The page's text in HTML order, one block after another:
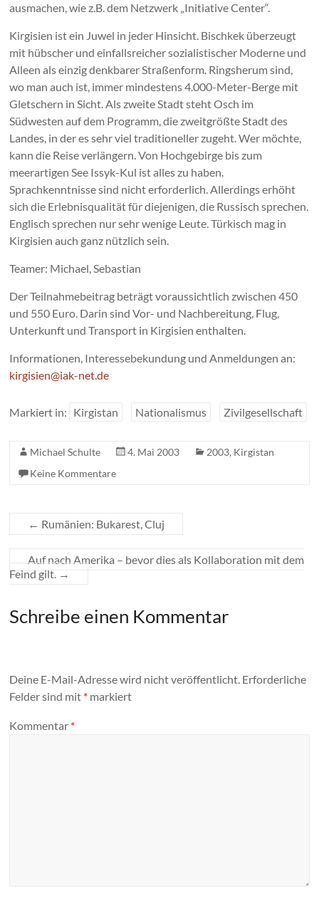
ausmachen, wie z.B. dem Netzwerk „Initiative Center“.
Kirgisien ist ein Juwel in jeder Hinsicht. Bischkek überzeugt
mit hübscher und einfallsreicher sozialistischer Moderne und
Alleen als einzig denkbarer Straßenform. Ringsherum sind,
wo man auch ist, immer mindestens 4.000-Meter-Berge mit
Gletschern in Sicht. Als zweite Stadt steht Osch im
Südwesten auf dem Programm, die zweitgrößte Stadt des
Landes, in der es sehr viel traditioneller zugeht. Wer möchte,
kann die Reise verlängern. Von Hochgebirge bis zum
meerartigen See Issyk-Kul ist alles zu haben.
Sprachkenntnisse sind nicht erforderlich. Allerdings erhöht
sich die Erlebnisqualität für diejenigen, die Russisch sprechen.
Englisch sprechen nur sehr wenige Leute. Türkisch mag in
Kirgisien auch ganz nützlich sein.
Teamer: Michael, Sebastian
Der Teilnahmebeitrag beträgt voraussichtlich zwischen 450
und 550 Euro. Darin sind Vor- und Nachbereitung, Flug,
Unterkunft und Transport in Kirgisien enthalten.
Informationen, Interessebekundung und Anmeldungen an:
kirgisien@iak-net.de
Markiert in: Kirgistan Nationalismus Zivilgesellschaft
Michael Schulte 4. Mai 2003 2003, Kirgistan
Keine Kommentare
← Rumänien: Bukarest, Cluj
Auf nach Amerika – bevor dies als Kollaboration mit dem
Feind gilt. →
Schreibe einen Kommentar
Deine E-Mail-Adresse wird nicht veröffentlicht. Erforderliche
Felder sind mit * markiert
Kommentar *